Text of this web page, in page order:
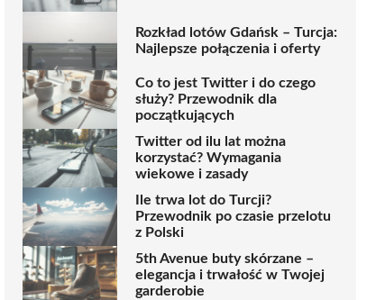
Rozkład lotów Gdańsk – Turcja:
Najlepsze połączenia i oferty
Co to jest Twitter i do czego
służy? Przewodnik dla
początkujących
Twitter od ilu lat można
korzystać? Wymagania
wiekowe i zasady
Ile trwa lot do Turcji?
Przewodnik po czasie przelotu
z Polski
5th Avenue buty skórzane –
elegancja i trwałość w Twojej
garderobie